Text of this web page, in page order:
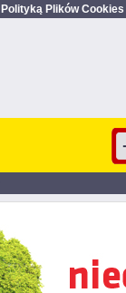
Polityką Plików Cookies